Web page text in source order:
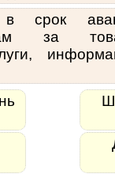
в срок
за